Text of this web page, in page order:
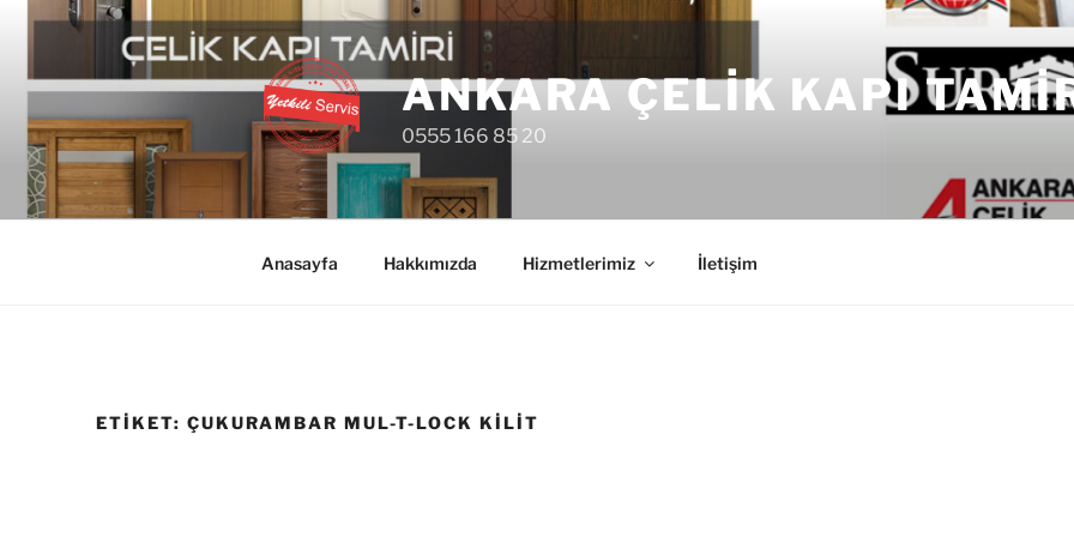
ANKARA ÇELIK KAPI
0555 166 85 20
Anasayfa Hakkımızda Hizmetlerimiz İletişim
ETIKET: ÇUKURAMBAR MUL-T-LOCK KILIT